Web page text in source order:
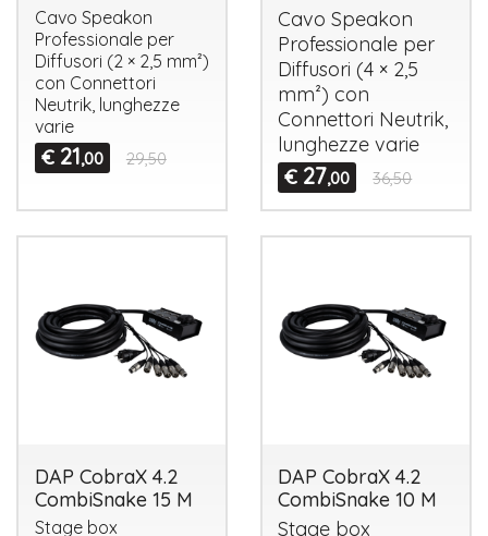
Cavo Speakon
Professionale per
Diffusori (2 × 2,5 mm²)
con Connettori
Neutrik, lunghezze
varie
€ 21,00 29,50
Cavo Speakon
Professionale per
Diffusori (4 × 2,5
mm²) con
Connettori Neutrik,
lunghezze varie
€ 27,00 36,50
DAP CobraX 4.2
CombiSnake 15 M
Stage box
DAP CobraX 4.2
CombiSnake 10 M
Stage box